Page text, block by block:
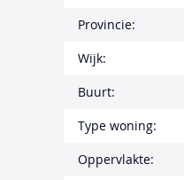
Provincie:
Wijk:
Buurt:
Type woning:
Oppervlakte: